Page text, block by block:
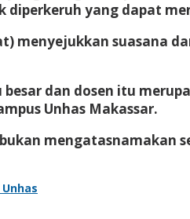
yang dapat
menyejukkan suasana
dan dosen itu
Unhas Makassar.
mengatasnamakan